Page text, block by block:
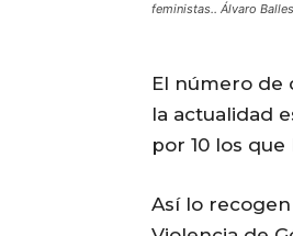
feministas.. Álvaro
El número de
la actualidad
por 10 los que
Así lo